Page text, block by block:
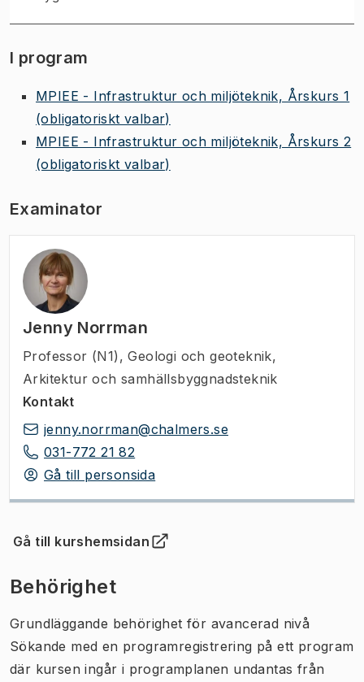
I program
MPIEE - Infrastruktur och miljöteknik, Årskurs 1
(obligatoriskt valbar)
MPIEE - Infrastruktur och miljöteknik, Årskurs 2
(obligatoriskt valbar)
Examinator
Jenny Norrman
Professor (N1) , Geologi och geoteknik,
Arkitektur och samhällsbyggnadsteknik
Kontakt
jenny.norrman@chalmers.se
031-772 21 82
Gå till personsida
Gå till kurshemsidan
(Öppnas i ny flik)
Behörighet
Grundläggande behörighet för avancerad nivå
Sökande med en programregistrering på ett program
där kursen ingår i programplanen undantas från